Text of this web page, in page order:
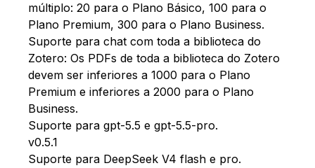
múltiplo: 20 para o Plano Básico, 100 para o
Plano Premium, 300 para o Plano Business.
Suporte para chat com toda a biblioteca do
Zotero: Os PDFs de toda a biblioteca do Zotero
devem ser inferiores a 1000 para o Plano
Premium e inferiores a 2000 para o Plano
Business.
Suporte para gpt-5.5 e gpt-5.5-pro.
v0.5.1
Suporte para DeepSeek V4 flash e pro.